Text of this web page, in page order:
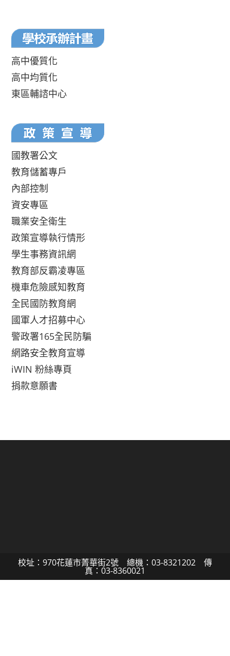
高中優質化
高中均質化
東區輔諮中心
國教署公文
教育儲蓄專戶
內部控制
資安專區
職業安全衛生
政策宣導執行情形
學生事務資訊網
教育部反霸凌專區
機車危險感知教育
全民國防教育網
國軍人才招募中心
警政署165全民防騙
網路安全教育宣導
iWIN 粉絲專頁
捐款意願書
校址：970花蓮市菁華街2號 總機：03-8321202 傳
真：03-8360021